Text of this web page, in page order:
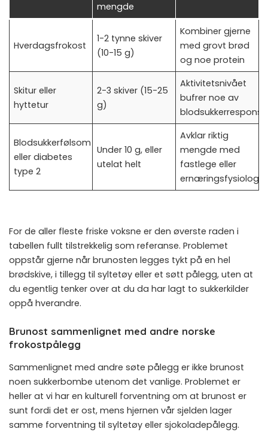
mengde
Hverdagsfrokost
1-2 tynne skiver
(10-15 g)
Kombiner gjerne
med grovt brød
og noe protein
Skitur eller
hyttetur
2-3 skiver (15-25
g)
Aktivitetsnivået
bufrer noe av
Blodsukkerfølsom
eller diabetes
type 2
Under 10 g, eller
utelat helt
Avklar riktig
mengde med
fastlege eller
ernæringsfysiolog
For de aller fleste friske voksne er den øverste raden i
tabellen fullt tilstrekkelig som referanse. Problemet
oppstår gjerne når brunosten legges tykt på en hel
brødskive, i tillegg til syltetøy eller et søtt pålegg, uten at
du egentlig tenker over at du da har lagt to sukkerkilder
oppå hverandre.
Brunost sammenlignet med andre norske
frokostpålegg
Sammenlignet med andre søte pålegg er ikke brunost
noen sukkerbombe utenom det vanlige. Problemet er
heller at vi har en kulturell forventning om at brunost er
sunt fordi det er ost, mens hjernen vår sjelden lager
samme forventning til syltetøy eller sjokoladepålegg.